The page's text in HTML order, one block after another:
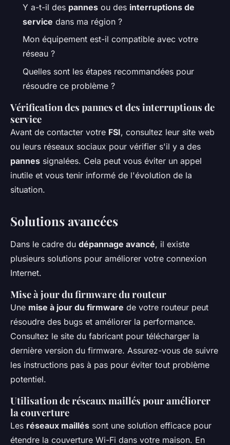
Y a-t-il des pannes ou des interruptions de
service dans ma région ?
Mon équipement est-il compatible avec votre
réseau ?
Quelles sont les étapes recommandées pour
résoudre ce problème ?
Vérification des pannes et des interruptions de
service
Avant de contacter votre FSI, consultez leur site web
ou leurs réseaux sociaux pour vérifier s'il y a des
pannes signalées. Cela peut vous éviter un appel
inutile et vous tenir informé de l'évolution de la
situation.
Solutions avancées
Dans le cadre du dépannage avancé, il existe
plusieurs solutions pour améliorer votre connexion
Internet.
Mise à jour du firmware du routeur
Une mise à jour du firmware de votre routeur peut
résoudre des bugs et améliorer la performance.
Consultez le site du fabricant pour télécharger la
dernière version du firmware. Assurez-vous de suivre
les instructions pas à pas pour éviter tout problème
potentiel.
Utilisation de réseaux maillés pour améliorer
la couverture
Les réseaux maillés sont une solution efficace pour
étendre la couverture Wi-Fi dans votre maison. En